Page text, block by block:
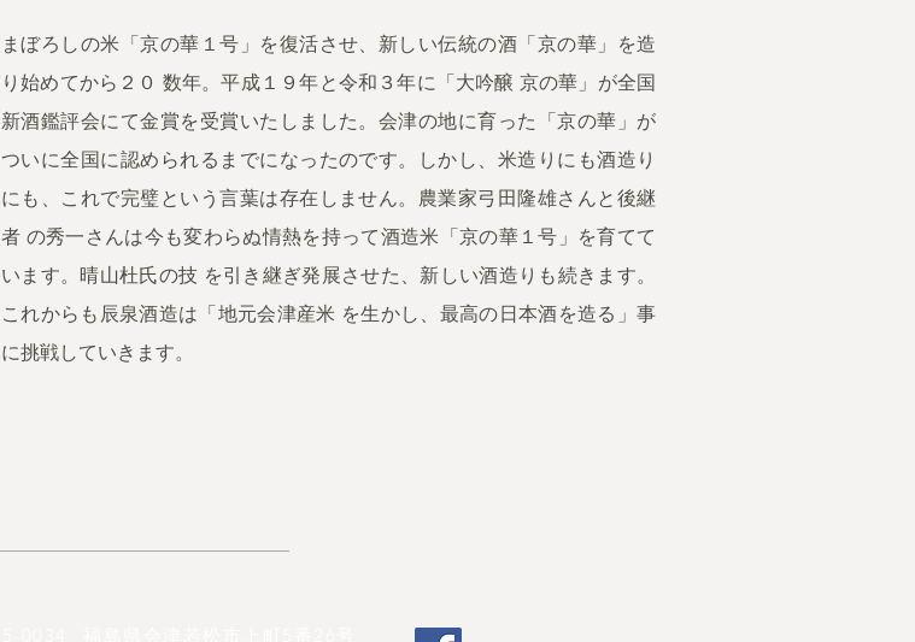
まぼろしの米「京の華１号」を復活させ、新しい伝統の酒「京の華」を造
り始めてから２０ 数年。平成１９年と令和３年に「大吟醸 京の華」が全国
新酒鑑評会にて金賞を受賞いたしました。会津の地に育った「京の華」が
ついに全国に認められるまでになったのです。しかし、米造りにも酒造り
にも、これで完璧という言葉は存在しません。農業家弓田隆雄さんと後継
者 の秀一さんは今も変わらぬ情熱を持って酒造米「京の華１号」を育てて
います。晴山杜氏の技 を引き継ぎ発展させた、新しい酒造りも続きます。
これからも辰泉酒造は「地元会津産米 を生かし、最高の日本酒を造る」事
に挑戦していきます。